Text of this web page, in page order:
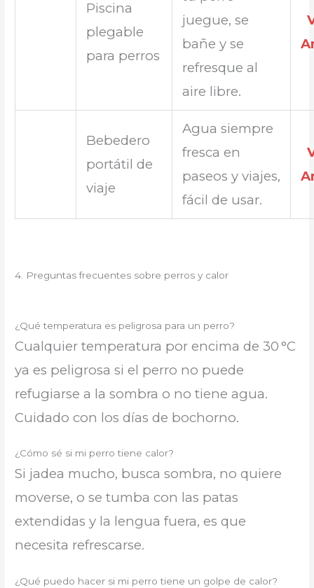
Piscina
plegable
para perros
juegue, se
bañe y se
refresque al
aire libre.
Bebedero
portátil de
viaje
Agua siempre
fresca en
paseos y viajes,
fácil de usar.
4. Preguntas frecuentes sobre perros y calor
¿Qué temperatura es peligrosa para un perro?
Cualquier temperatura por encima de 30 °C
ya es peligrosa si el perro no puede
refugiarse a la sombra o no tiene agua.
Cuidado con los días de bochorno.
¿Cómo sé si mi perro tiene calor?
Si jadea mucho, busca sombra, no quiere
moverse, o se tumba con las patas
extendidas y la lengua fuera, es que
necesita refrescarse.
¿Qué puedo hacer si mi perro tiene un golpe de calor?